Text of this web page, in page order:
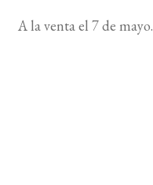
A la venta el 7 de mayo.